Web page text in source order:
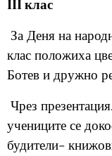
За Деня на
клас положиха
Ботев и дружно
Чрез
учениците се
будители-